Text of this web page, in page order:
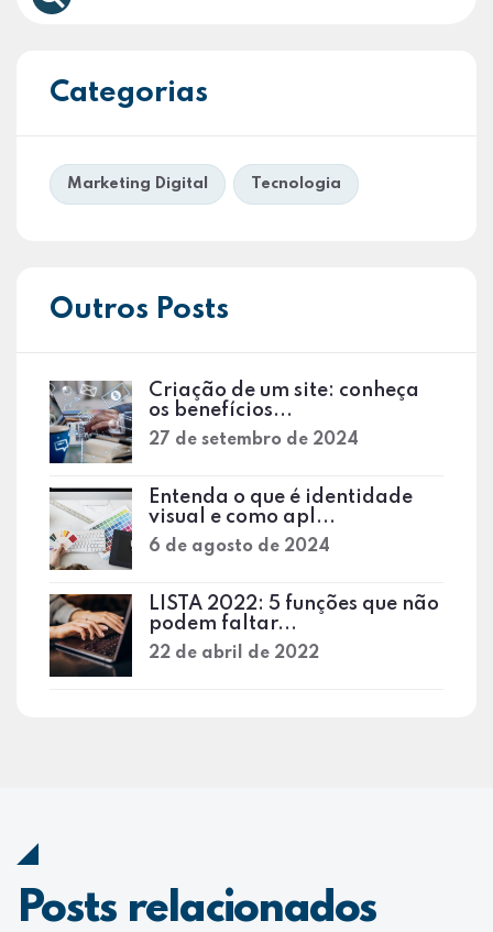
Categorias
Marketing Digital Tecnologia
Outros Posts
Criação de um site: conheça
os benefícios...
27 de setembro de 2024
Entenda o que é identidade
visual e como apl...
6 de agosto de 2024
LISTA 2022: 5 funções que não
podem faltar...
22 de abril de 2022
Posts relacionados